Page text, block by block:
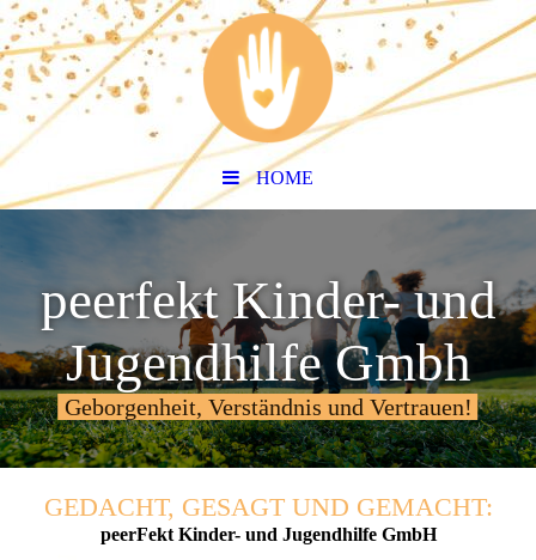
HOME
peerfekt Kinder- und
Jugendhilfe Gmbh
Geborgenheit, Verständnis und Vertrauen!
GEDACHT, GESAGT UND GEMACHT:
peerFekt Kinder- und Jugendhilfe GmbH